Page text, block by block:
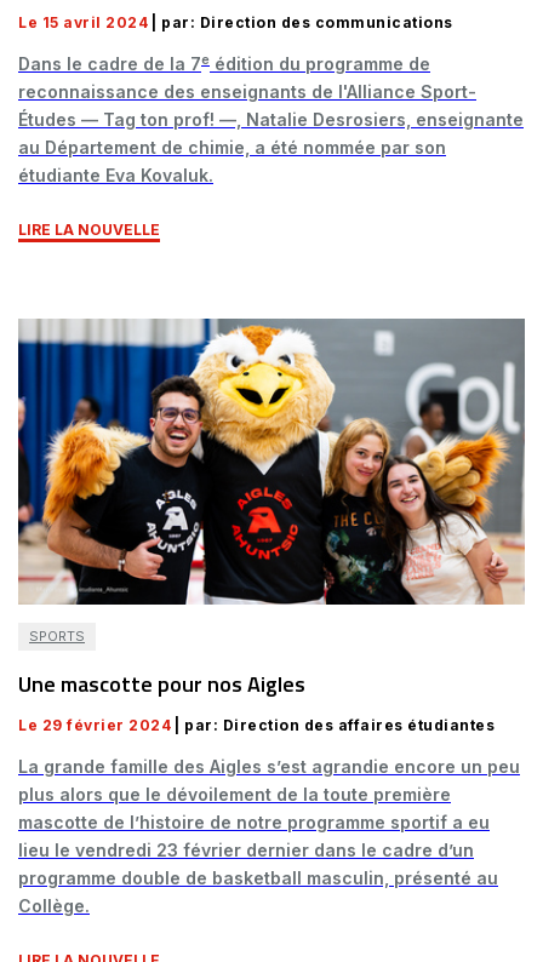
Le 15 avril 2024 | par: Direction des communications
Dans le cadre de la 7e édition du programme de
reconnaissance des enseignants de l'Alliance Sport-
Études — Tag ton prof! —, Natalie Desrosiers, enseignante
au Département de chimie, a été nommée par son
étudiante Eva Kovaluk.
LIRE LA NOUVELLE
SPORTS
Une mascotte pour nos Aigles
Le 29 février 2024 | par: Direction des affaires étudiantes
La grande famille des Aigles s’est agrandie encore un peu
plus alors que le dévoilement de la toute première
mascotte de l’histoire de notre programme sportif a eu
lieu le vendredi 23 février dernier dans le cadre d’un
programme double de basketball masculin, présenté au
Collège.